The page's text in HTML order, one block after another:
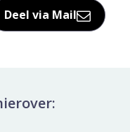
Deel via Mail
Delen via de